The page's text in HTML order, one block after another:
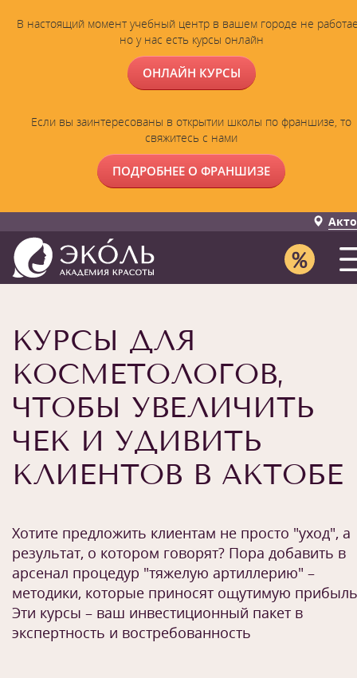
В настоящий момент учебный центр в вашем городе не
но у нас есть курсы онлайн
ОНЛАЙН КУРСЫ
Если вы заинтересованы в открытии школы по франшизе, то
свяжитесь с нами
ПОДРОБНЕЕ О ФРАНШИЗЕ
КУРСЫ ДЛЯ
КОСМЕТОЛОГОВ,
ЧТОБЫ УВЕЛИЧИТЬ
ЧЕК И УДИВИТЬ
КЛИЕНТОВ В АКТОБЕ
Хотите предложить клиентам не просто "уход", а
результат, о котором говорят? Пора добавить в
арсенал процедур "тяжелую артиллерию" –
методики, которые приносят ощутимую
Эти курсы – ваш инвестиционный пакет в
экспертность и востребованность